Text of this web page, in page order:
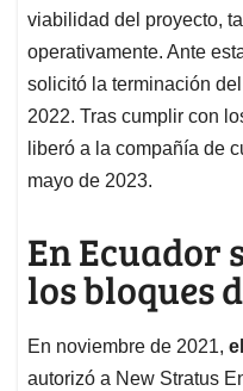
viabilidad del proyecto,
operativamente. Ante
solicitó la terminación
2022. Tras cumplir con
liberó a la compañía de
mayo de 2023.
En Ecuador
los bloques
En noviembre de 2021,
autorizó a New Stratus